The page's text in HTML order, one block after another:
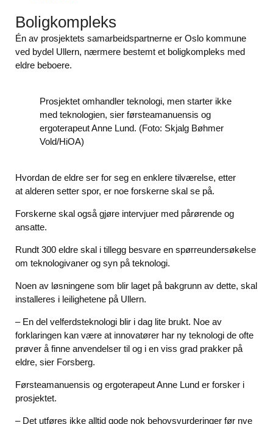
Boligkompleks
Én av prosjektets samarbeidspartnerne er Oslo kommune
ved bydel Ullern, nærmere bestemt et boligkompleks med
eldre beboere.
Prosjektet omhandler teknologi, men starter ikke
med teknologien, sier førsteamanuensis og
ergoterapeut Anne Lund. (Foto: Skjalg Bøhmer
Vold/HiOA)
Hvordan de eldre ser for seg en enklere tilværelse, etter
at alderen setter spor, er noe forskerne skal se på.
Forskerne skal også gjøre intervjuer med pårørende og
ansatte.
Rundt 300 eldre skal i tillegg besvare en spørreundersøkelse
om teknologivaner og syn på teknologi.
Noen av løsningene som blir laget på bakgrunn av dette, skal
installeres i leilighetene på Ullern.
– En del velferdsteknologi blir i dag lite brukt. Noe av
forklaringen kan være at innovatører har ny teknologi de ofte
prøver å finne anvendelser til og i en viss grad prakker på
eldre, sier Forsberg.
Førsteamanuensis og ergoterapeut Anne Lund er forsker i
prosjektet.
– Det utføres ikke alltid gode nok behovsvurderinger før nye